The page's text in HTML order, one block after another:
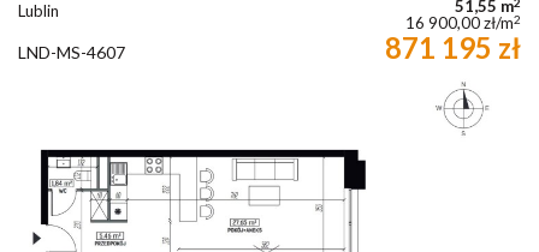
Lublin 51,55 m
16 900,00 zł/m2
LND-MS-4607 871 195 zł